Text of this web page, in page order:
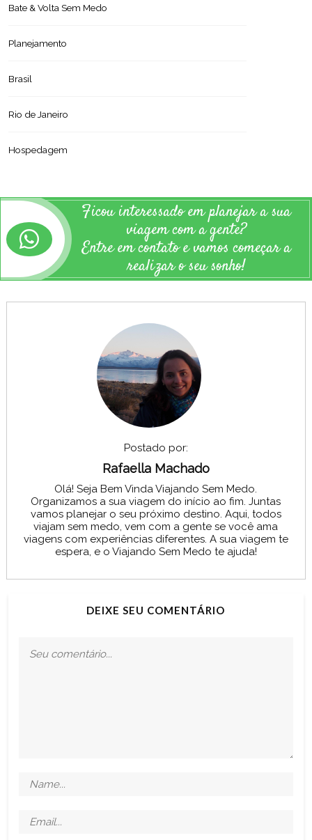
Bate & Volta Sem Medo
Planejamento
Brasil
Rio de Janeiro
Hospedagem
Ficou interessado em planejar a sua
viagem com a gente?
Entre em contato e vamos começar a
realizar o seu sonho!
Postado por:
Rafaella Machado
Olá! Seja Bem Vinda Viajando Sem Medo.
Organizamos a sua viagem do início ao fim. Juntas
vamos planejar o seu próximo destino. Aqui, todos
viajam sem medo, vem com a gente se você ama
viagens com experiências diferentes. A sua viagem te
espera, e o Viajando Sem Medo te ajuda!
DEIXE SEU COMENTÁRIO